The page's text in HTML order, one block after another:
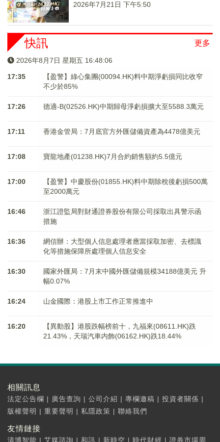
2026年7月21日 下午5:50
更多
快訊
2026年8月7日 星期五 16:48:06
17:35
【盈警】綠心集團(00094.HK)料中期淨虧損同比收窄
不少於85%
17:26 德適-B(02526.HK)中期歸母淨虧損擴大至5588.3萬元
17:11 香港金管局：7月底官方外匯儲備資產為4478億美元
17:08 寶龍地產(01238.HK)7月合約銷售額約5.5億元
17:00
【盈警】中慶股份(01855.HK)料中期除稅後虧損500萬
至2000萬元
16:46
浙江證監局對財通證券股份有限公司採取出具警示函
措施
16:36
網信辦：大型個人信息處理者應當採取加密、去標識
化等措施保障所處理個人信息安全
16:30
國家外匯局：7月末中國外匯儲備規模34188億美元 升
幅0.07%
16:24 山金國際：港股上市工作正常推進中
16:20
【異動股】港股跌幅榜前十，九福來(08611.HK)跌
21.43%，天瑞汽車内飾(06162.HK)跌18.44%
相關訊息
法定公告欄 | 廣告查詢 | 公司介紹 | 專欄邀稿 | 投資者關係 |
版權聲明 | 重要聲明 | 私隱政策 | 聯絡我們
友情鏈接
清博智能 | 艾媒諮詢 | 和訊 | 新時空 | 時代財經 | 證券市場周